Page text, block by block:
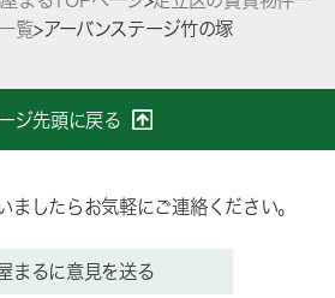
覧>アーバンステージ竹の塚
ジ先頭に戻る
ましたらお気軽にご連絡ください。
まるに意見を送る